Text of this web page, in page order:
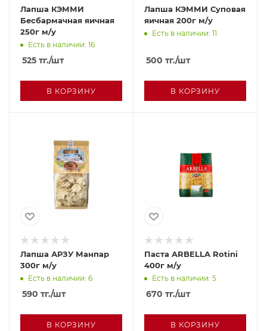
Лапша КЭММИ
Бесбармачная яичная
250г м/у
Есть в наличии: 16
525 тг./шт
В КОРЗИНУ
Лапша КЭММИ Суповая
яичная 200г м/у
Есть в наличии: 11
500 тг./шт
В КОРЗИНУ
Лапша АРЗУ Манпар
300г м/у
Есть в наличии: 6
590 тг./шт
В КОРЗИНУ
Паста ARBELLA Rotini
400г м/у
Есть в наличии: 5
670 тг./шт
В КОРЗИНУ